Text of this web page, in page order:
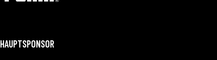
HAUPTSPONSOR